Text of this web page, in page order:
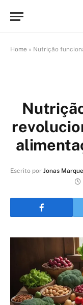
Home » Nutrição funcional:
Escrito por Jonas